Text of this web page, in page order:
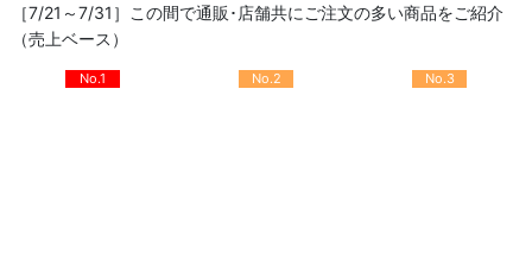
［7/21～7/31］この間で通販･店舗共にご注文の多い商品をご紹介
（売上ベース）
No.1 No.2 No.3